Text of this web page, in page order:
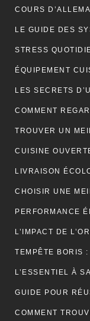
LES SECRETS